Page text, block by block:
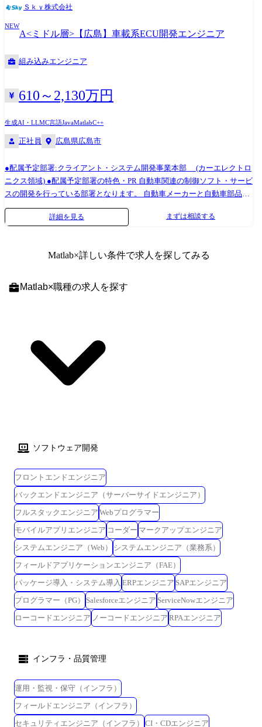
務知識、開発プロセス、設計手法、言語知識など、知識・経験の幅を広
げることが可能です。 ・その他製造業領域 OA機器、カメラ、医療機
器、FA装置などさまざまな組込製品の開発を行うと共に、社会インフラ
や防衛・宇宙といった領域のシステム開発、組込機器をエッジとして
Webアプリやサーバー開発も行うIoT、そしてAI・画像認識の技術を活か
広げることが可能です。 ・共通 要件定義・基本設計といった上流工程か
ら実装・試験の下流工程までこなせるSEクラスや元気のある若手メンバ
ーが多く在籍しております。 作業場所は持ち帰り(弊社社内)が中心です
だきます。そのため、実務未経験の領域があっても、上司やメンバーに
ていただくことが可能です。 生成AI活用にもいち早く取り組んでお
り、各チームでAIエージェント、AI駆動開発を取り入れた開発効率化に
も積極的に取り組んでいます。 ●主要なお客様先 自動車/家電/医療機器/
社会インフラ/産業機器など、幅広い業界のお客様の案件に参画いただき
ます。 ●案件例 <ADAS関連ECU開発> 【担当工程】要件定義～システム
【作業場所】弊社オフィス内 <SDV向けエッジ基盤開発> 【担当工程】要
語】C++, C, Rust, Java 【開発手法】アジャイル開発 【作業場所】弊社オ
【期間】9ヶ月 【開発言語】C++ 【開発手法】ウォーターフォール開発
【作業場所】弊社オフィス内 ※職務内容変更の可能性:有 ※変更の範囲:
会社の定める業務 担当プロジェクトの成功に向けてマネジメントの対
応、エンジニアリングの対応を行っていただきます。 マネジメントに関
するにあたり、後進の育成も行っていただきます。 お客様や他部署との
ジと成長ができる魅力的なポジションです。 これまでのマネジメント経
験や、リーダーシップ能力、コミュニケーション能力、問題解決力を存
分に発揮し、プロジェクトの成功に貢献していただける方を求めていま
す。 ●役割イメージ SE/機能リーダー [役割/仕事の内容] ・顧客から受領
する仕様書を元に見積もり、計画作成・設計・開発を行う ・チームリー
ダーとして現場顧客との折衝を行う ・5～10名程度のチーム管理を行う
プロジェクトリーダー [役割/仕事の内容] ・複数の機能チームを管理し、
プロジェクトを正常に運用する ・プロジェクトリーダーとして顧客マネ
ージャー層との折衝を行う ・20～30名程度の組織運営を行う プロジェク
トマネージャー [役割/仕事の内容] ・複数のプロジェクトを管理し、組織
を正常に運用する ・プロジェクトマネージャーとして顧客マネージャー
層との折衝を行う ・活動拠点の組織運営を担い、業績を上げる
Ｓｋｙ株式会社
NEW
A<ミドル層>【広島】車載系ECU開発エンジニア
組み込みエンジニア
610～2,130万円
生成AI・LLMC言語JavaMatlabC++
正社員 広島県広島市
●配属予定部署:クライアント・システム開発事業本部 (カーエレクトロ
ニクス領域) ●配属予定部署の特色・PR 自動車関連の制御ソフト・サービ
スの開発を行っている部署となります。 自動車メーカーと自動車部品メ
ーカー合わせて20社以上と直接取引を行っており、「走る(DRIVING)」
「曲がる(STEERING)」「止まる(BRAKING)」といった自動車三大要素か
に、プロジェクトリーダーはプロジェクトマネージャーに、実力・やる
識・技術・商売力を上げる絶好の環境となっております。 作業場所は持
もいち早く取り組んでおり、各チームでAIエージェント、AI駆動開発を
取り入れた開発効率化にも積極的に取り組んでいます。 ●主要なお客様
先 自動車メーカー、自動車部品メーカーのお客様の案件に参画いただき
語】C++, C, Rust, Java 【開発手法】アジャイル開発 【作業場所】弊社オ
当プロジェクトの成功に向けてマネジメントの対応、エンジニアリング
の対応を行っていただきます。 マネジメントに関しては、プロジェクト
の見積りや開発計画の作成、進捗管理、課題/リスク管理、リソース調整
などの対応、エンジニアリングにおいては、仕様検討やアーキテクチャ
設計といった上流工程の対応、技術課題解決、成果物レビューでの品質
確保など対応いただきます。 プロジェクトを推進するにあたり、後進の
育成も行っていただきます。 お客様や他部署との調整・交渉、営業と連
携して技術提案活動をすることもあり、チャレンジと成長ができる魅力
的なポジションです。 これまでのマネジメント経験や、リーダーシップ
能力、コミュニケーション能力、問題解決力を存分に発揮し、プロジェ
クトの成功に貢献していただける方を求めています。 ●役割イメージ SE/
機能リーダー [役割/仕事の内容] ・顧客から受領する仕様書を元に見積も
割/仕事の内容] ・複数の機能チームを管理し、プロジェクトを正常に運
う ・20～30名程度の組織運営を行う プロジェクトマネージャー [役割/仕
事の内容] ・複数のプロジェクトを管理し、組織を正常に運用する ・プ
ロジェクトマネージャーとして顧客マネージャー層との折衝を行う ・活
動拠点の組織運営を担い、業績を上げる
詳細を見る まずは相談する
Matlab×詳しい条件で求人を探してみる
Matlab×職種の求人を探す
ソフトウェア開発
フロントエンドエンジニア
バックエンドエンジニア（サーバーサイドエンジニア）
フルスタックエンジニア Webプログラマー
モバイルアプリエンジニア コーダー マークアップエンジニア
システムエンジニア（Web）
システムエンジニア（業務系）
フィールドアプリケーションエンジニア（FAE）
パッケージ導入・システム導入 ERPエンジニア SAPエンジニア
プログラマー（PG）
Salesforceエンジニア ServiceNowエンジニア
ローコードエンジニア ノーコードエンジニア RPAエンジニア
インフラ・品質管理
運用・監視・保守（インフラ）
フィールドエンジニア（インフラ）
セキュリティエンジニア（インフラ）
CI・CDエンジニア